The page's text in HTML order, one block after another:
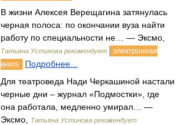
В жизни Алексея Верещагина затянулась
черная полоса: по окончании вуза найти
работу по специальности не… — Эксмо,
Татьяна Устинова рекомендует
электронная
книга
Подробнее...
Для театроведа Нади Черкашиной настали
черные дни – журнал «Подмостки», где
она работала, медленно умирал… —
Эксмо,
Татьяна Устинова рекомендует